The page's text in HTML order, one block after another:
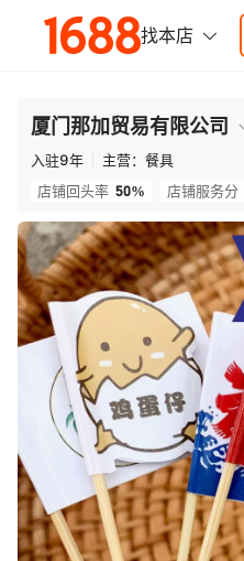
厦门那加贸易有限公司
入驻9年 主营： 餐具
店铺回头率 50% 店铺服务分